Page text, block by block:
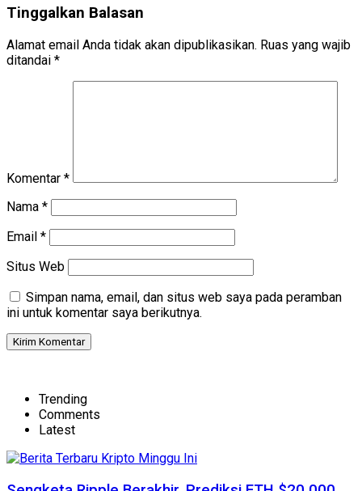
Tinggalkan Balasan
Alamat email Anda tidak akan dipublikasikan. Ruas yang wajib
ditandai *
Komentar *
Nama *
Email *
Situs Web
Simpan nama, email, dan situs web saya pada peramban
ini untuk komentar saya berikutnya.
Trending
Comments
Latest